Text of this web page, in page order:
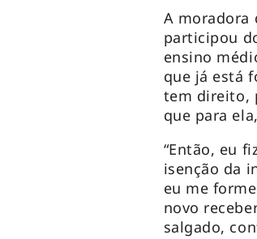
A moradora
participou
ensino
que já está
tem direito,
que para
“Então, eu
isenção da
eu me
novo
salgado,